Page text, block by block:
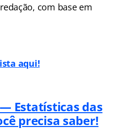
com base em
aqui!
Estatísticas das
precisa saber!